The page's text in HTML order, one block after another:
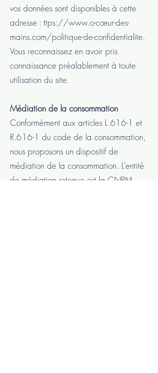
vos données sont disponibles à cette
adresse : ttps://www.o-cœur-des-
mains.com/politique-de-confidentialite.
Vous reconnaissez en avoir pris
connaissance préalablement à toute
utilisation du site.
Médiation de la consommation
Conformément aux articles L.616-1 et
R.616-1 du code de la consommation,
nous proposons un dispositif de
médiation de la consommation. L’entité
de médiation retenue est la CNPM